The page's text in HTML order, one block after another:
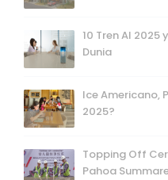
10 Tren AI
Dunia
Ice Americano,
2025?
Topping Off
Pahoa